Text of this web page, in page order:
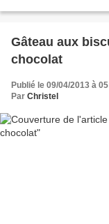
Gâteau aux
chocolat
Publié le 09/04/2013 à
Par Christel